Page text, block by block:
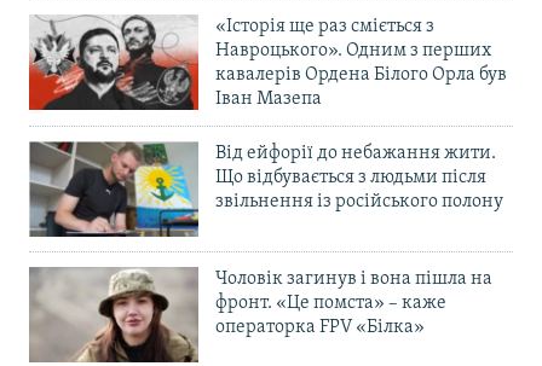
«Історія ще раз сміється з
Навроцького». Одним з перших
кавалерів Ордена Білого Орла був
Іван Мазепа
Від ейфорії до небажання жити.
Що відбувається з людьми після
звільнення із російського полону
Чоловік загинув і вона пішла на
фронт. «Це помста» – каже
операторка FPV «Білка»